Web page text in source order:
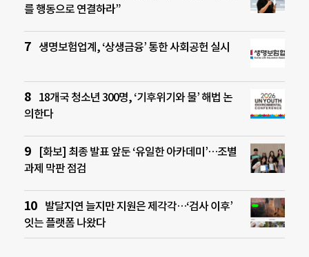
를 행동으로 연결하라”
생명보험업계, ‘상생금융’ 통한 사회공헌 실시
18개국 청소년 300명, ‘기후위기와 물’ 해법 논
의한다
[화보] 최종 발표 앞둔 ‘유일한 아카데미’…조별
과제 막판 점검
발달지연 늘지만 지원은 제각각…‘검사 이후’
잇는 플랫폼 나왔다